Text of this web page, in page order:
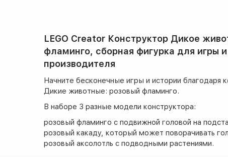
LEGO Creator Конструктор Дикое
фламинго, сборная фигурка для игры
производителя
Начните бесконечные игры и истории благодаря
Дикие животные: розовый фламинго.
В наборе 3 разные модели конструктора:
розовый фламинго с подвижной головой на
розовый какаду, который может поворачивать
розовый аксолотль с подводными растениями.